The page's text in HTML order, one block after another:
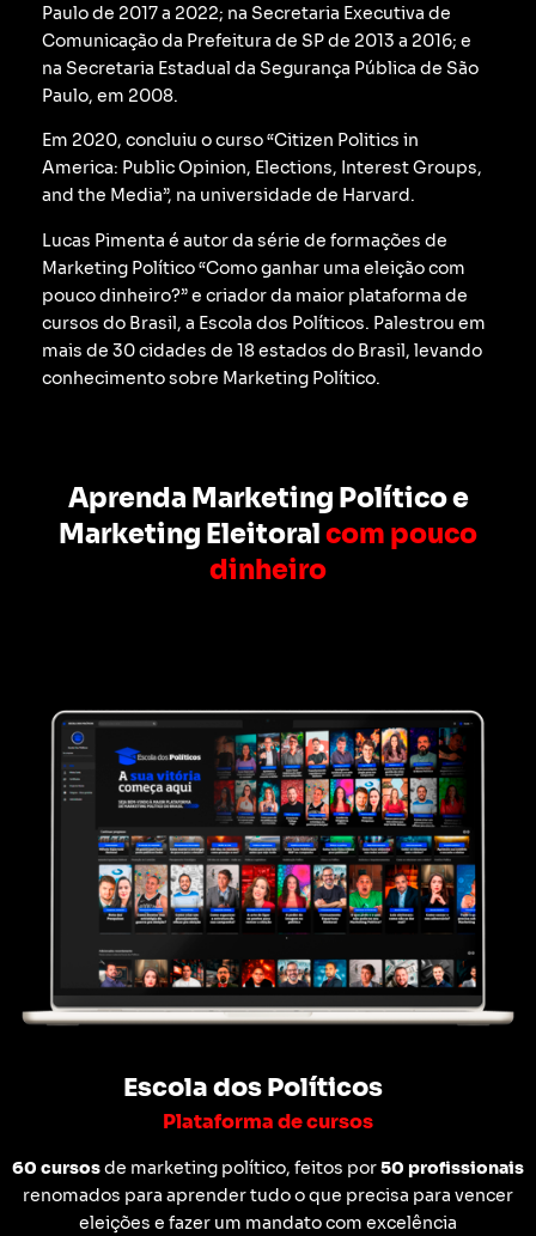
Paulo de 2017 a 2022; na Secretaria Executiva de
Comunicação da Prefeitura de SP de 2013 a 2016; e
na Secretaria Estadual da Segurança Pública de São
Paulo, em 2008.
Em 2020, concluiu o curso “Citizen Politics in
America: Public Opinion, Elections, Interest Groups,
and the Media”, na universidade de Harvard.
Lucas Pimenta é autor da série de formações de
Marketing Político “Como ganhar uma eleição com
pouco dinheiro?” e criador da maior plataforma de
cursos do Brasil, a Escola dos Políticos. Palestrou em
mais de 30 cidades de 18 estados do Brasil, levando
conhecimento sobre Marketing Político.
Aprenda Marketing Político e
Marketing Eleitoral com pouco
dinheiro
Escola dos Políticos
Plataforma de cursos
60 cursosde marketing político, feitos por50 profissionais
renomados para aprender tudo o que precisa para vencer
eleições e fazer um mandato com excelência